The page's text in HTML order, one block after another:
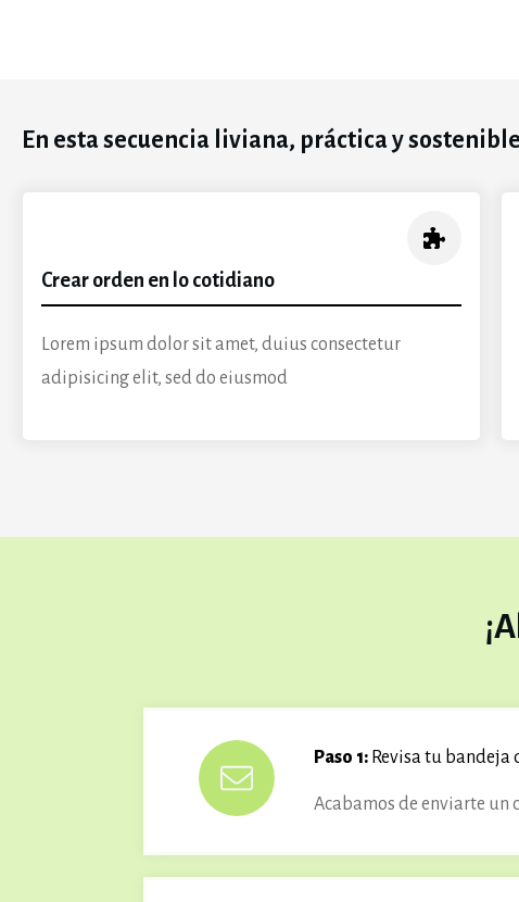
En esta secuencia liviana, práctica y
Crear orden en lo cotidiano
Lorem ipsum dolor sit amet, duius consectetur
adipisicing elit, sed do eiusmod
Paso 1: Revisa tu bandeja
Acabamos de enviarte un